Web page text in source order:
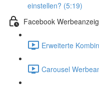
einstellen? (5:19)
Facebook
Erweiterte
Carousel